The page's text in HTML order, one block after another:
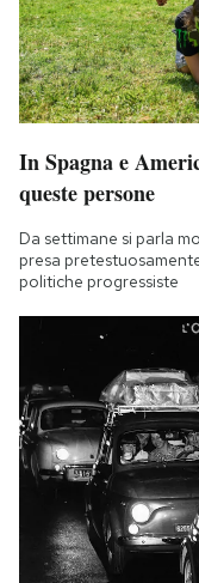
In Spagna e
queste persone
Da settimane si parla
presa
politiche progressiste